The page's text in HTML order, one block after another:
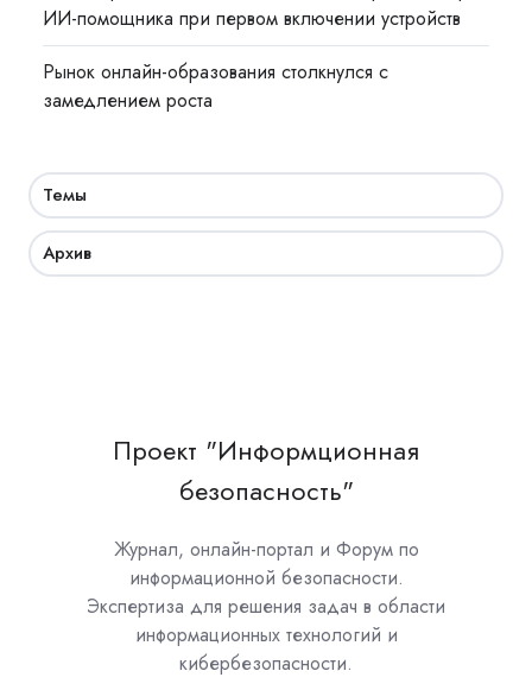
ИИ-помощника при первом включении устройств
Рынок онлайн-образования столкнулся с
замедлением роста
Темы
Архив
Проект "Информционная
безопасность"
Журнал, онлайн-портал и Форум по
информационной безопасности.
Экспертиза для решения задач в области
информационных технологий и
кибербезопасности.